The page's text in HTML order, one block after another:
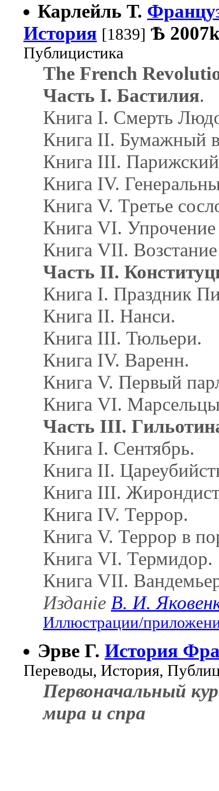
Карлейль Т.
История [1839] Ѣ
Публицистика
The French
Часть I. Бастилия.
Книга I. Смерть
Книга II. Бумажный
Книга III. Парижский
Книга IV.
Книга V. Третье
Книга VI. Упрочение
Книга VII.
Часть II.
Книга I. Праздник
Книга II. Нанси.
Книга III. Тюльери.
Книга IV. Варенн.
Книга V. Первый
Книга VI.
Часть III.
Книга I. Сентябрь.
Книга II.
Книга III.
Книга IV. Террор.
Книга V. Террор в
Книга VI. Термидор.
Книга VII.
Изданіе В. И.
Иллюстрации/
Эрве Г. История
Переводы, История,
Первоначальный
мира и спра